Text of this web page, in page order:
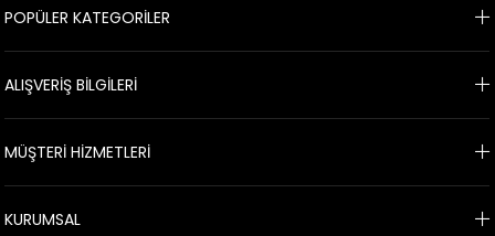
POPÜLER KATEGORİLER
ALIŞVERİŞ BİLGİLERİ
MÜŞTERİ HİZMETLERİ
KURUMSAL